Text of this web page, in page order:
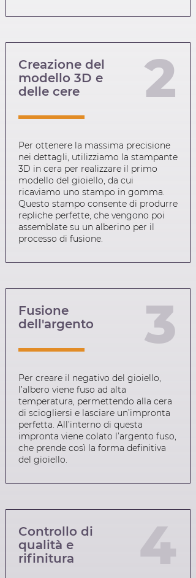
Creazione del
modello 3D e
delle cere
2
Per ottenere la massima precisione
nei dettagli, utilizziamo la stampante
3D in cera per realizzare il primo
modello del gioiello, da cui
ricaviamo uno stampo in gomma.
Questo stampo consente di produrre
repliche perfette, che vengono poi
assemblate su un alberino per il
processo di fusione.
Fusione
dell'argento
3
Per creare il negativo del gioiello,
l’albero viene fuso ad alta
temperatura, permettendo alla cera
di sciogliersi e lasciare un’impronta
perfetta. All’interno di questa
impronta viene colato l’argento fuso,
che prende così la forma definitiva
del gioiello.
Controllo di
qualità e
rifinitura
4